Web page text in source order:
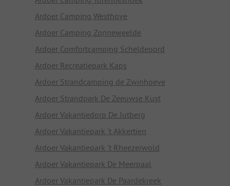
Ardoer Camping Westhove
Ardoer Camping Zonneweelde
Ardoer Comfortcamping Scheldeoord
Ardoer Recreatiepark Kaps
Ardoer Strandcamping de Zwinhoeve
Ardoer Strandpark De Zeeuwse Kust
Ardoer Vakantiedorp De Jutberg
Ardoer Vakantiepark 't Akkertien
Ardoer Vakantiepark 't Rheezerwold
Ardoer Vakantiepark De Meerpaal
Ardoer Vakantiepark De Paardekreek